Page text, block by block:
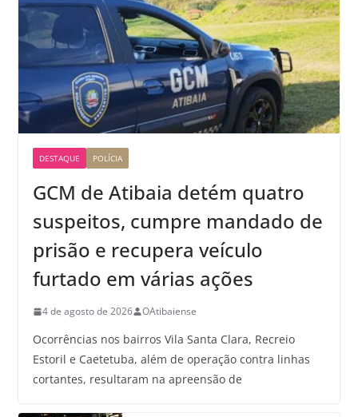
DESTAQUE POLÍCIA
GCM de Atibaia detém quatro
suspeitos, cumpre mandado de
prisão e recupera veículo
furtado em várias ações
4 de agosto de 2026 OAtibaiense
Ocorrências nos bairros Vila Santa Clara, Recreio
Estoril e Caetetuba, além de operação contra linhas
cortantes, resultaram na apreensão de